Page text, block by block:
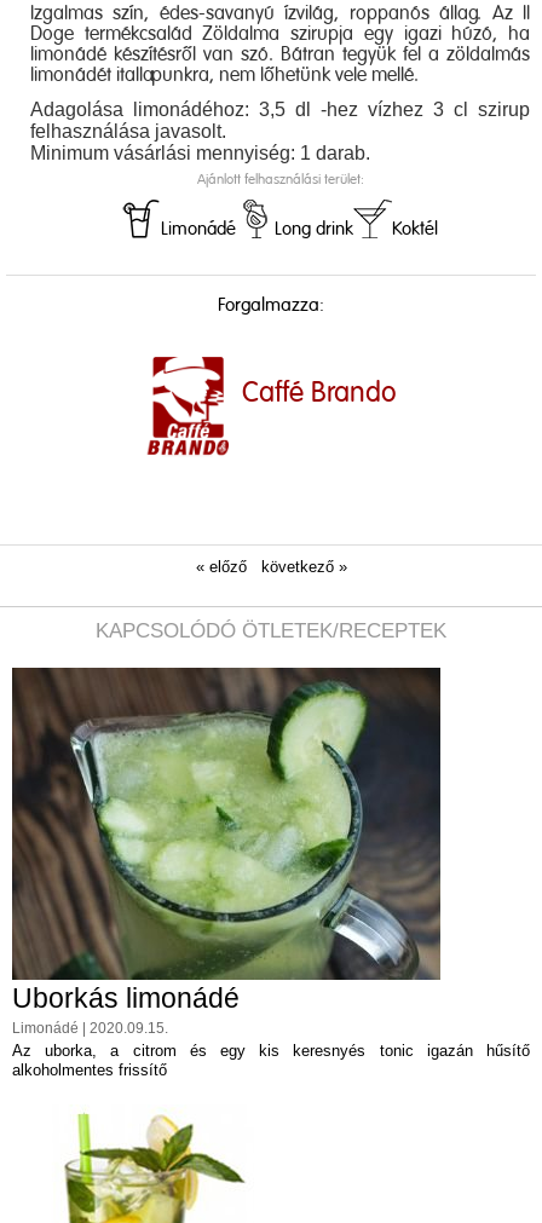
Izgalmas szín, édes-savanyú ízvilág, roppanós állag. Az Il
Doge termékcsalád Zöldalma szirupja egy igazi húzó, ha
limonádé készítésről van szó. Bátran tegyük fel a zöldalmás
limonádét itallapunkra, nem lőhetünk vele mellé.
Adagolása limonádéhoz: 3,5 dl -hez vízhez 3 cl szirup
felhasználása javasolt.
Minimum vásárlási mennyiség: 1 darab.
Ajánlott felhasználási terület:
Limonádé Long drink Koktél
Forgalmazza:
Caffé Brando
« előző következő »
KAPCSOLÓDÓ ÖTLETEK/RECEPTEK
Uborkás limonádé
Limonádé | 2020.09.15.
Az uborka, a citrom és egy kis keresnyés tonic igazán hűsítő
alkoholmentes frissítő